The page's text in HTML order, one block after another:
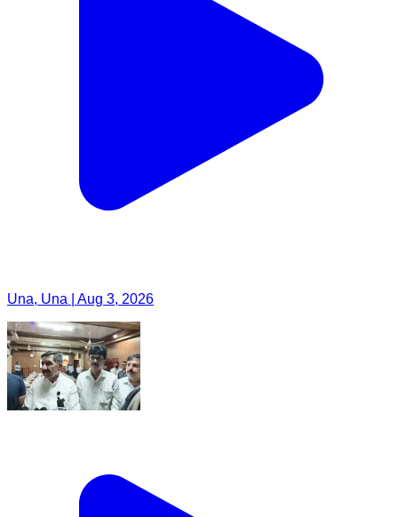
Una, Una | Aug 3, 2026